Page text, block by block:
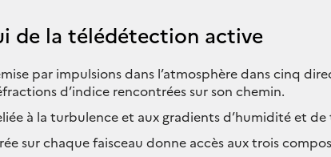
de la télédétection active
par impulsions dans l’atmosphère dans cinq
d’indice rencontrées sur son chemin.
à la turbulence et aux gradients d’humidité et
sur chaque faisceau donne accès aux trois